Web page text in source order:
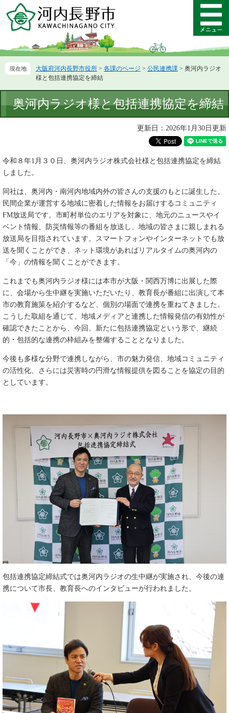
ー
先
ニ
を
て
メ
ニ
ー
大阪府河内長野市役所 > 各課のページ > 公民連携課 > 奥河内ラジオ
様と包括連携協定を締結
文
奥河内ラジオ様と包括連携協定を締結
更新日：2026年1月30日更新
令和８年1月３０日、奥河内ラジオ株式会社様と包括連携協定を締結
しました。
同社は、奥河内・南河内地域内外の皆さんの支援のもとに誕生した、
民間企業が運営する地域に密着した情報をお届けするコミュニティ
FM放送局です。市町村単位のエリアを対象に、地元のニュースやイ
ベント情報、防災情報等の番組を放送し、地域の皆さまに親しまれる
放送局を目指されています。スマートフォンやインターネットでも放
送を聞くことができ、ネット環境があればリアルタイムの奥河内の
「今」の情報を聞くことができます。
これまでも奥河内ラジオ様には本市が大阪・関西万博に出展した際
に、会場から生中継を実施いただいたり、教育長が番組に出演して本
市の教育施策を紹介するなど、個別の場面で連携を重ねてきました。
こうした取組を通じて、地域メディアと連携した情報発信の有効性が
確認できたことから、今回、新たに包括連携協定という形で、継続
的・包括的な連携の枠組みを整備することとなりました。
今後も多様な分野で連携しながら、市の魅力発信、地域コミュニティ
の活性化、さらには災害時の円滑な情報提供を図ることを協定の目的
としています。
包括連携協定締結式では奥河内ラジオの生中継が実施され、今後の連
携について市長、教育長へのインタビューが行われました。